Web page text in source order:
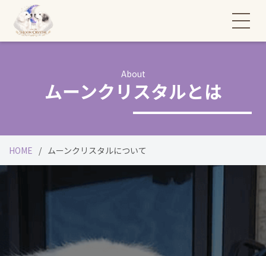
About
ムーンクリスタルとは
HOME ムーンクリスタルについて